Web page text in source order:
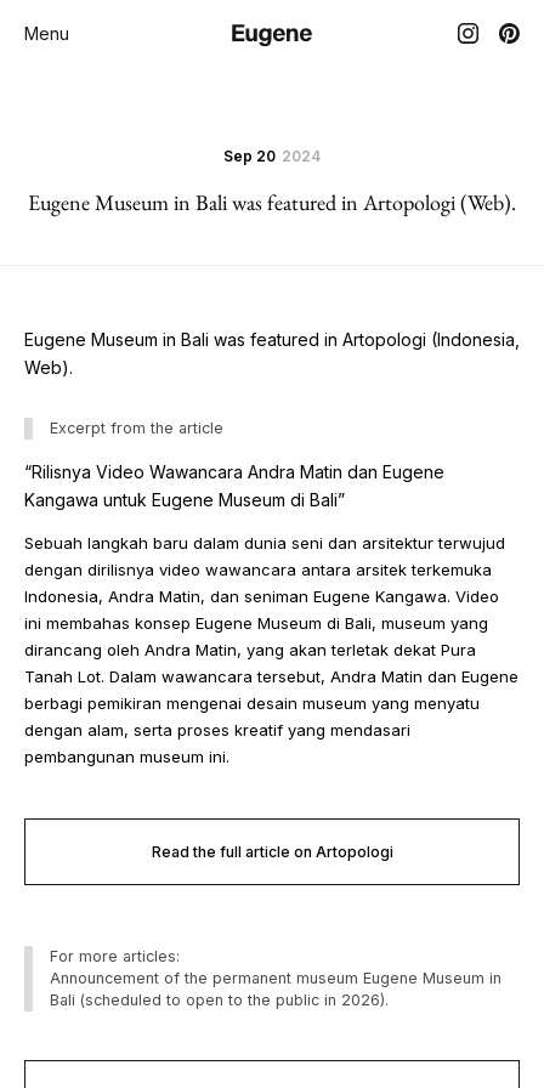
Menu
Sep 20 2024
Eugene Museum in Bali was featured in Artopologi (Web).
Eugene Museum in Bali was featured in Artopologi (Indonesia,
Web).
Excerpt from the article
“Rilisnya Video Wawancara Andra Matin dan Eugene
Kangawa untuk Eugene Museum di Bali”
Sebuah langkah baru dalam dunia seni dan arsitektur terwujud
dengan dirilisnya video wawancara antara arsitek terkemuka
Indonesia, Andra Matin, dan seniman Eugene Kangawa. Video
ini membahas konsep Eugene Museum di Bali, museum yang
dirancang oleh Andra Matin, yang akan terletak dekat Pura
Tanah Lot. Dalam wawancara tersebut, Andra Matin dan Eugene
berbagi pemikiran mengenai desain museum yang menyatu
dengan alam, serta proses kreatif yang mendasari
pembangunan museum ini.
Read the full article on Artopologi
For more articles:
Announcement of the permanent museum Eugene Museum in
Bali (scheduled to open to the public in 2026).